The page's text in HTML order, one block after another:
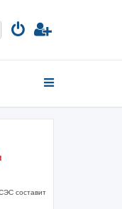
Расширенный поиск
составит